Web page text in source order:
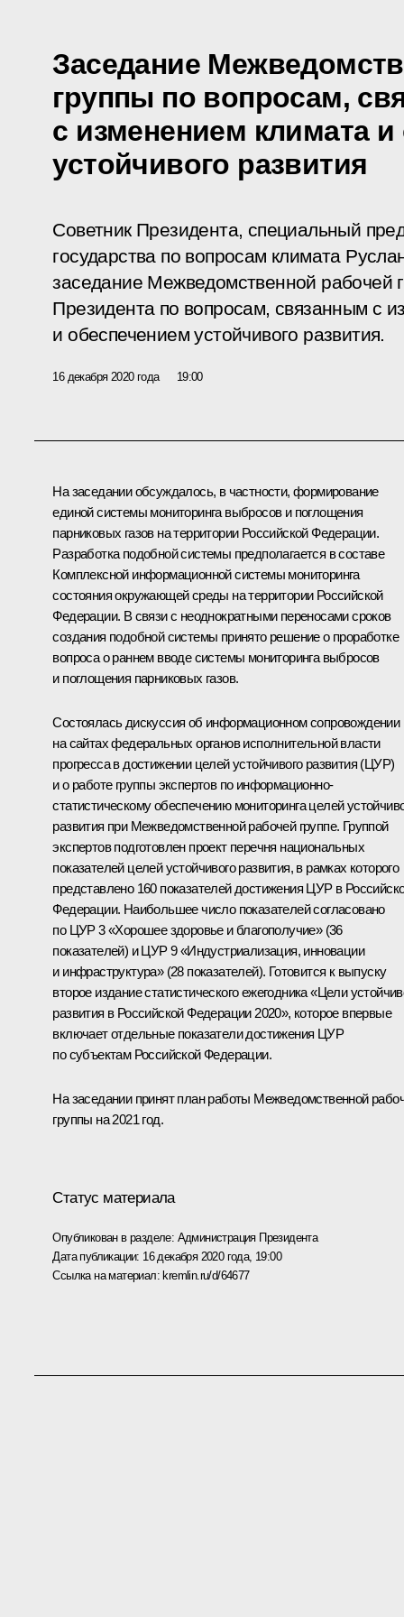
Заседание
группы по вопросам,
с изменением климата
устойчивого развития
Советник Президента, специальный
государства по вопросам климата
заседание Межведомственной рабочей
Президента по вопросам, связанным с
и обеспечением устойчивого развития.
16 декабря 2020 года 19:00
На заседании обсуждалось, в частности, формирование
единой системы мониторинга выбросов и поглощения
парниковых газов на территории Российской Федерации.
Разработка подобной системы предполагается в составе
Комплексной информационной системы мониторинга
состояния окружающей среды на территории Российской
Федерации. В связи с неоднократными переносами сроков
создания подобной системы принято решение о проработке
вопроса о раннем вводе системы мониторинга выбросов
и поглощения парниковых газов.
Состоялась дискуссия об информационном сопровождении
на сайтах федеральных органов исполнительной власти
прогресса в достижении целей устойчивого развития (ЦУР)
и о работе группы экспертов по информационно­-
статистическому обеспечению мониторинга целей
развития при Межведомственной рабочей группе. Группой
экспертов подготовлен проект перечня национальных
показателей целей устойчивого развития, в рамках которого
представлено 160 показателей достижения ЦУР в
Федерации. Наибольшее число показателей согласовано
по ЦУР 3 «Хорошее здоровье и благополучие» (36
показателей) и ЦУР 9 «Индустриализация, инновации
и инфраструктура» (28 показателей). Готовится к выпуску
второе издание статистического ежегодника «Цели
развития в Российской Федерации 2020», которое впервые
включает отдельные показатели достижения ЦУР
по субъектам Российской Федерации.
На заседании принят план работы Межведомственной
группы на 2021 год.
Статус материала
Опубликован в разделе: Администрация Президента
Дата публикации: 16 декабря 2020 года, 19:00
Ссылка на материал: kremlin.ru/d/64677